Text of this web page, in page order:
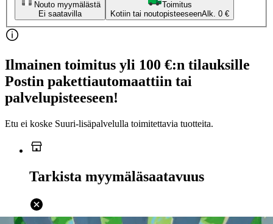
Nouto myymälästä
Ei saatavilla
Toimitus
Kotiin tai noutopisteeseenAlk. 0 €
Ilmainen toimitus yli 100 €:n tilauksille
Postin pakettiautomaattiin tai
palvelupisteeseen!
Etu ei koske Suuri‑lisäpalvelulla toimitettavia tuotteita.
Tarkista myymäläsaatavuus